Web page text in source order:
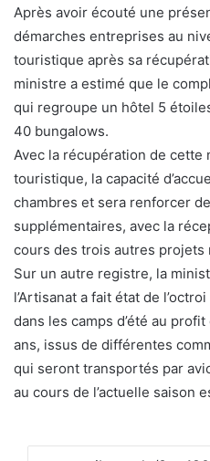
Après avoir écouté une
démarches entreprises au
touristique après sa
ministre a estimé que le
qui regroupe un hôtel 5
40 bungalows.
Avec la récupération de cette
touristique, la capacité
chambres et sera renforcer
supplémentaires, avec la
cours des trois autres
Sur un autre registre, la
l’Artisanat a fait état de
dans les camps d’été au
ans, issus de différentes
qui seront transportés par
au cours de l’actuelle saison